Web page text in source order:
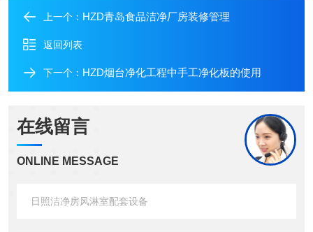
上一个： HZD青岛食品洁净厂房装修管理
返回列表
下一个： HZD烟台净化工程中手工净化板的使用
在线留言
ONLINE MESSAGE